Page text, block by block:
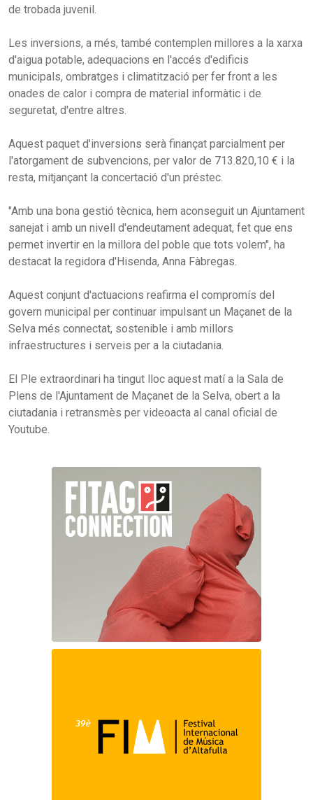
de trobada juvenil.
Les inversions, a més, també contemplen millores a la xarxa
d'aigua potable, adequacions en l'accés d'edificis
municipals, ombratges i climatització per fer front a les
onades de calor i compra de material informàtic i de
seguretat, d'entre altres.
Aquest paquet d'inversions serà finançat parcialment per
l'atorgament de subvencions, per valor de 713.820,10 € i la
resta, mitjançant la concertació d'un préstec.
"Amb una bona gestió tècnica, hem aconseguit un Ajuntament
sanejat i amb un nivell d'endeutament adequat, fet que ens
permet invertir en la millora del poble que tots volem", ha
destacat la regidora d'Hisenda, Anna Fàbregas.
Aquest conjunt d'actuacions reafirma el compromís del
govern municipal per continuar impulsant un Maçanet de la
Selva més connectat, sostenible i amb millors
infraestructures i serveis per a la ciutadania.
El Ple extraordinari ha tingut lloc aquest matí a la Sala de
Plens de l'Ajuntament de Maçanet de la Selva, obert a la
ciutadania i retransmès per videoacta al canal oficial de
Youtube.